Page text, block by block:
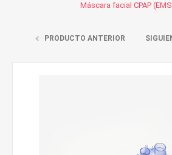
Máscara facial CPAP
PRODUCTO ANTERIOR